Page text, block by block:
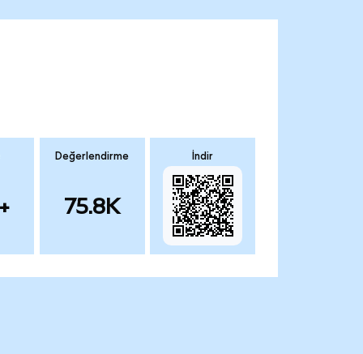
Değerlendirme
75.8K
İndir